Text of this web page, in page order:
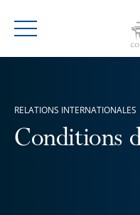
Menu
Conditions
RELATIONS INTERNATIONALES